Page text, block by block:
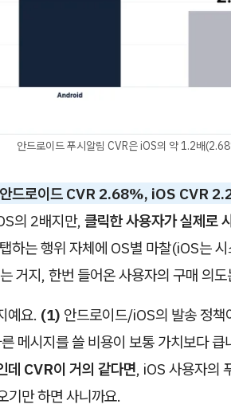
안드로이드 푸시알림 CVR은 iOS의 약 1.2배
안드로이드 CVR 2.68%, iOS CVR
의 2배지만, 클릭한 사용자가 실제로
하는 행위 자체에 OS별 마찰(iOS는
거지, 한번 들어온 사용자의 구매 의
예요. (1) 안드로이드/iOS의 발송 정
메시지를 쓸 비용이 보통 가치보다 큽
데 CVR이 거의 같다면, iOS 사용자의
기만 하면 사니까요.